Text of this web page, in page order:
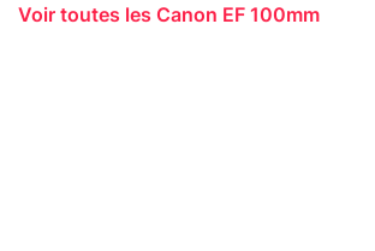
Voir toutes les Canon EF 100mm